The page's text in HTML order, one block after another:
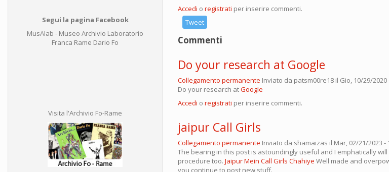
Segui la pagina Facebook
MusAlab - Museo Archivio Laboratorio
Franca Rame Dario Fo
Visita l'Archivio Fo-Rame
Accedi o registrati per inserire commenti.
Tweet
Commenti
Do your research at Google
Collegamento permanente Inviato da patsm00re18 il Gio, 10/29/2020
Do your research atGoogle
Accedi o registrati per inserire commenti.
jaipur Call Girls
Collegamento permanente Inviato da shamaizas il Mar, 02/21/2023 -
The bearing in this post is astoundingly useful and I emphatically
procedure too. Jaipur Mein Call Girls Chahiye Well made and
you continue to post new stuff.